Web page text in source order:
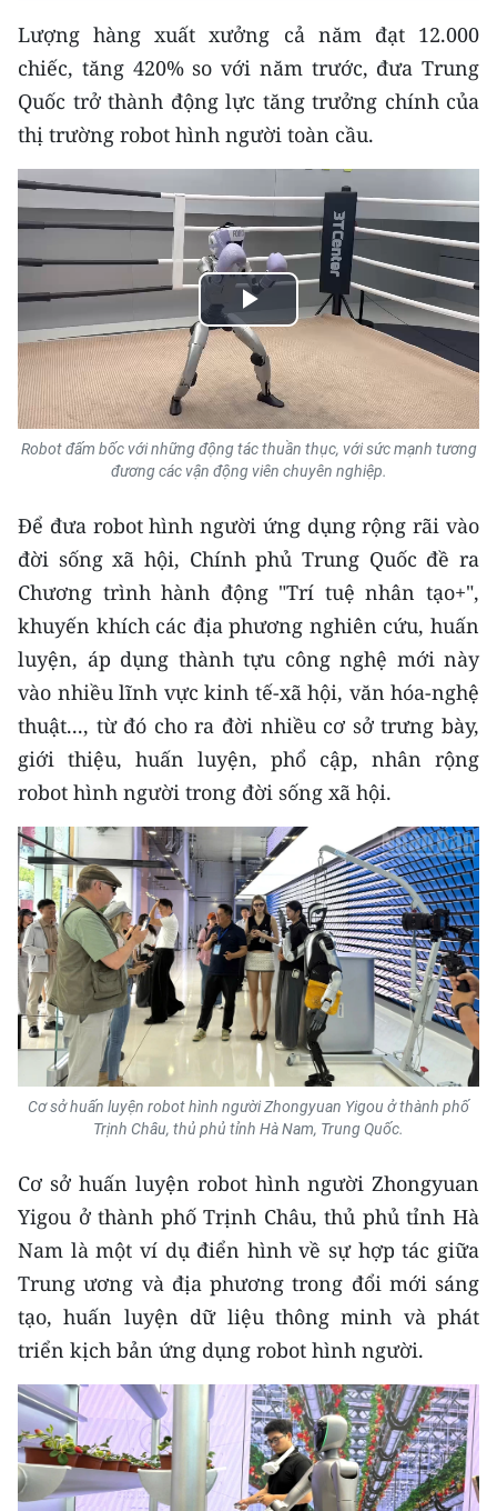
Media Chính trị
Media Kinh tế
Media Văn hóa
Media Xã hội
Media Pháp luật
Media Thế giới
Media Thể thao
Media Giáo dục
Media Y tế
Media Khoa học - Công nghệ
Media Môi trường
Ảnh
Infographic
TIN MỚI
TIN ĐỊA PHƯƠNG
Trung du và miền núi phía Bắc
Đồng bằng sông Hồng
Bắc Trung Bộ
Duyên hải Nam Trung Bộ và Tây
Nguyên
Đông Nam Bộ
Đồng bằng sông Cửu Long
Chuyên trang TP. Hồ Chí Minh
CHUYÊN ĐỀ
CÁC CHUYÊN TRANG
VỀ BÁO NHÂN DÂN
THỜI NAY
NHÂN DÂN CUỐI TUẦN
Lượng hàng xuất xưởng cả năm đạt 12.000
chiếc, tăng 420% so với năm trước, đưa Trung
Quốc trở thành động lực tăng trưởng chính của
thị trường robot hình người toàn cầu.
Play
Video
Robot đấm bốc với những động tác thuần thục, với sức mạnh tương
đương các vận động viên chuyên nghiệp.
Để đưa robot hình người ứng dụng rộng rãi vào
đời sống xã hội, Chính phủ Trung Quốc đề ra
Chương trình hành động "Trí tuệ nhân tạo+",
khuyến khích các địa phương nghiên cứu, huấn
luyện, áp dụng thành tựu công nghệ mới này
vào nhiều lĩnh vực kinh tế-xã hội, văn hóa-nghệ
thuật..., từ đó cho ra đời nhiều cơ sở trưng bày,
giới thiệu, huấn luyện, phổ cập, nhân rộng
robot hình người trong đời sống xã hội.
Cơ sở huấn luyện robot hình người Zhongyuan Yigou ở thành phố
Trịnh Châu, thủ phủ tỉnh Hà Nam, Trung Quốc.
Cơ sở huấn luyện robot hình người Zhongyuan
Yigou ở thành phố Trịnh Châu, thủ phủ tỉnh Hà
Nam là một ví dụ điển hình về sự hợp tác giữa
Trung ương và địa phương trong đổi mới sáng
tạo, huấn luyện dữ liệu thông minh và phát
triển kịch bản ứng dụng robot hình người.